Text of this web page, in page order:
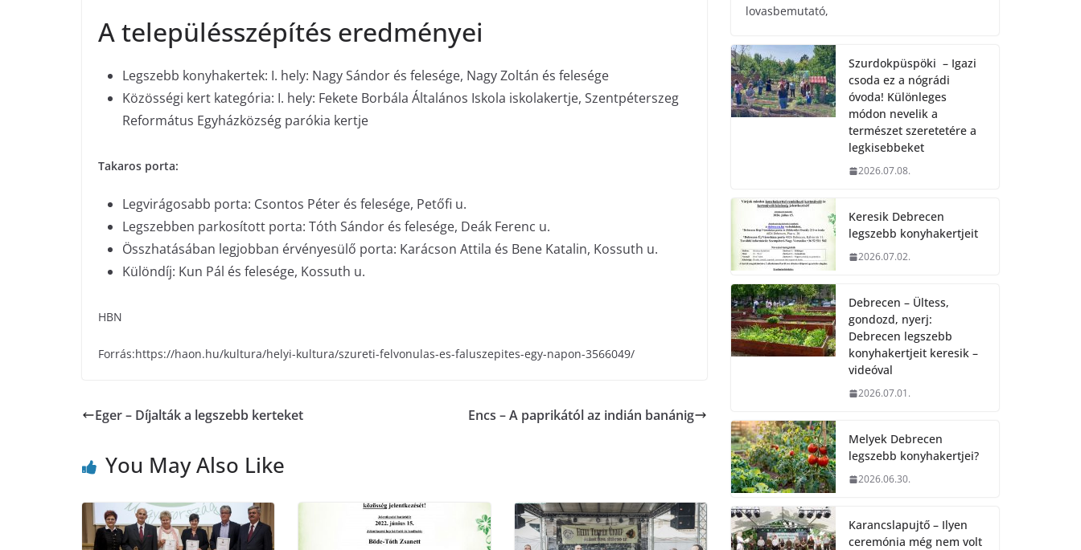
A településszépítés eredményei
Legszebb konyhakertek: I. hely: Nagy Sándor és felesége, Nagy Zoltán és felesége
Közösségi kert kategória: I. hely: Fekete Borbála Általános Iskola iskolakertje, Szentpéterszeg
Református Egyházközség parókia kertje
Takaros porta:
Legvirágosabb porta: Csontos Péter és felesége, Petőfi u.
Legszebben parkosított porta: Tóth Sándor és felesége, Deák Ferenc u.
Összhatásában legjobban érvényesülő porta: Karácson Attila és Bene Katalin, Kossuth u.
Különdíj: Kun Pál és felesége, Kossuth u.
HBN
Forrás:https://haon.hu/kultura/helyi-kultura/szureti-felvonulas-es-faluszepites-egy-napon-3566049/
Eger – Díjalták a legszebb kerteket Encs – A paprikától az indián banánig
You May Also Like
lovasbemutató,
Szurdokpüspöki – Igazi
csoda ez a nógrádi
óvoda! Különleges
módon nevelik a
természet szeretetére a
legkisebbeket
2026.07.08.
Keresik Debrecen
legszebb konyhakertjeit
2026.07.02.
Debrecen – Ültess,
gondozd, nyerj:
Debrecen legszebb
konyhakertjeit keresik –
videóval
2026.07.01.
Melyek Debrecen
legszebb konyhakertjei?
2026.06.30.
Karancslapujtő – Ilyen
ceremónia még nem volt